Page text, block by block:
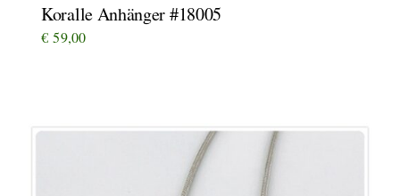
Koralle Anhänger #18005
€ 59,00